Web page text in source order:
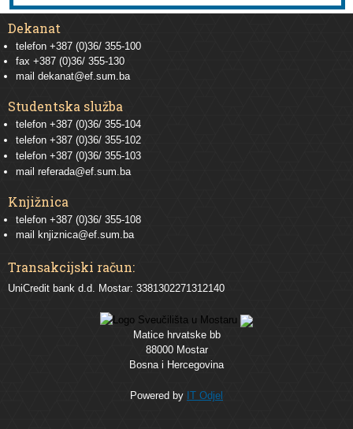
Dekanat
telefon +387 (0)36/ 355-100
fax +387 (0)36/ 355-130
mail dekanat@ef.sum.ba
Studentska služba
telefon +387 (0)36/ 355-104
telefon +387 (0)36/ 355-102
telefon +387 (0)36/ 355-103
mail referada@ef.sum.ba
Knjižnica
telefon +387 (0)36/ 355-108
mail
knjiznica@ef.sum.ba
Transakcijski račun:
UniCredit bank d.d. Mostar: 3381302271312140
Matice hrvatske bb
88000 Mostar
Bosna i Hercegovina
Powered by IT Odjel